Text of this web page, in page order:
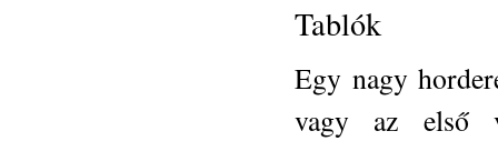
Tablók
Egy nagy
vagy az első